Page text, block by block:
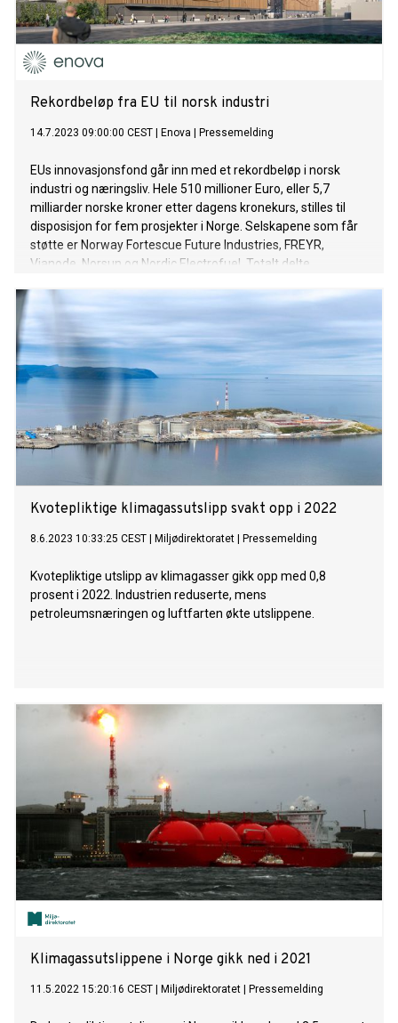
Rekordbeløp fra EU til norsk industri
14.7.2023 09:00:00 CEST Enova Pressemelding
EUs innovasjonsfond går inn med et rekordbeløp i norsk
industri og næringsliv. Hele 510 millioner Euro, eller 5,7
milliarder norske kroner etter dagens kronekurs, stilles til
disposisjon for fem prosjekter i Norge. Selskapene som får
støtte er Norway Fortescue Future Industries, FREYR,
Vianode, Norsun og Nordic Electrofuel. Totalt delte
Kvotepliktige klimagassutslipp svakt opp i 2022
8.6.2023 10:33:25 CEST Miljødirektoratet Pressemelding
Kvotepliktige utslipp av klimagasser gikk opp med 0,8
prosent i 2022. Industrien reduserte, mens
petroleumsnæringen og luftfarten økte utslippene.
Klimagassutslippene i Norge gikk ned i 2021
11.5.2022 15:20:16 CEST Miljødirektoratet Pressemelding